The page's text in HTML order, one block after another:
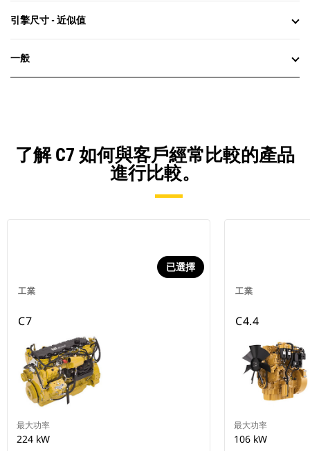
引擎尺寸 - 近似值
一般
了解 C7 如何與客戶經常比較的產品
進行比較。
工業
已選擇
C7
最大功率
224 kW
工業
C4.4
最大功率
106 kW